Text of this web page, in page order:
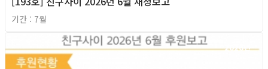
기간 : 7월
2026년